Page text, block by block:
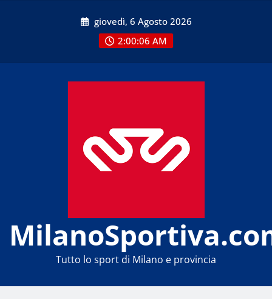
giovedì, 6 Agosto 2026
2:00:07 AM
Tutto lo sport di Milano e provincia